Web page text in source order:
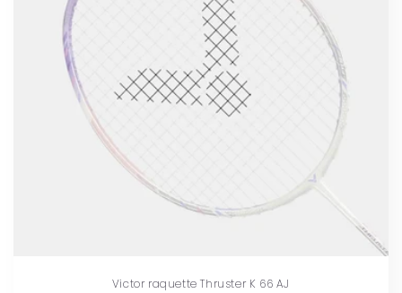
Victor raquette Thruster K 66 AJ